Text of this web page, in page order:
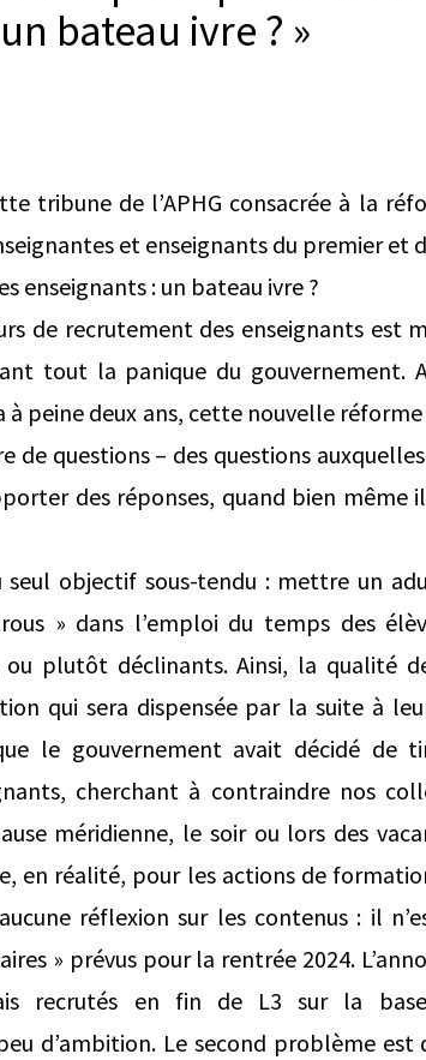
bateau ivre ? »
tribune de l’APHG consacrée à la
et enseignants du premier et
enseignants : un bateau ivre ?
de recrutement des enseignants est
tout la panique du gouvernement.
à peine deux ans, cette nouvelle
questions – des questions
des réponses, quand bien même
objectif sous-tendu : mettre un
» dans l’emploi du temps des
ou plutôt déclinants. Ainsi, la qualité
qui sera dispensée par la suite à
le gouvernement avait décidé de
cherchant à contraindre nos
méridienne, le soir ou lors des
en réalité, pour les actions de
réflexion sur les contenus : il
» prévus pour la rentrée 2024.
recrutés en fin de L3 sur la
d’ambition. Le second problème